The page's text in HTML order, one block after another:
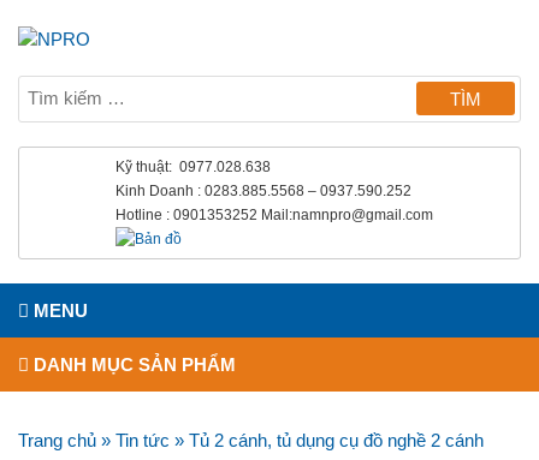
Kỹ thuật: 0977.028.638
Kinh Doanh : 0283.885.5568 – 0937.590.252
Hotline : 0901353252 Mail:namnpro@gmail.com
MENU
DANH MỤC SẢN PHẨM
Trang chủ » Tin tức » Tủ 2 cánh, tủ dụng cụ đồ nghề 2 cánh